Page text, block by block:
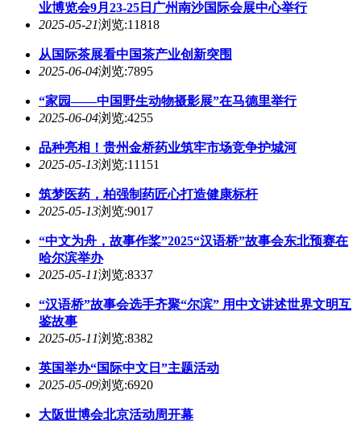
业博览会9月23-25日广州南沙国际会展中心举行
2025-05-21浏览:11818
从国际茶展看中国茶产业创新突围
2025-06-04浏览:7895
“家园——中国野生动物摄影展”在马德里举行
2025-06-04浏览:4255
品种亮相！贵州金桥药业筑牢市场竞争护城河
2025-05-13浏览:11151
筑梦医药，柏强制药匠心打造健康标杆
2025-05-13浏览:9017
“中文为舟，故事作桨”2025“汉语桥”故事会东北预赛在
哈尔滨举办
2025-05-11浏览:8337
“汉语桥”故事会选手齐聚“尔滨” 用中文讲述世界文明互
鉴故事
2025-05-11浏览:8382
英国举办“国际中文日”主题活动
2025-05-09浏览:6920
大阪世博会北京活动周开幕